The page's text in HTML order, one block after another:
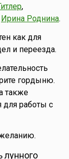
,
Ирина Роднина.
как для
и переезда.
гордыню.
также
для работы с
лунного